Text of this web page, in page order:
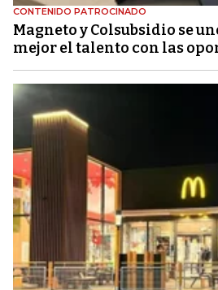
CONTENIDO PATROCINADO
Magneto y Colsubsidio se
mejor el talento con las